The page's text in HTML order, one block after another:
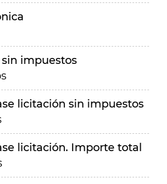
impuestos
licitación sin impuestos
licitación. Importe total